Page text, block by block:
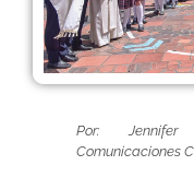
Por:
Comunicaciones